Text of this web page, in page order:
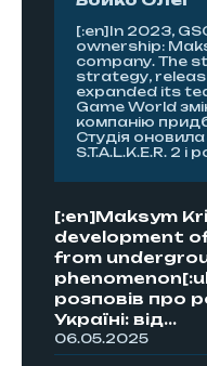
[:en]In 2023,
ownership:
company. The
strategy,
expanded its
Game World
компанію
Студія
S.T.A.L.K.E.R. 2
[:en]Maksym
development
from
розповів про
Україні: від...
06.05.2025